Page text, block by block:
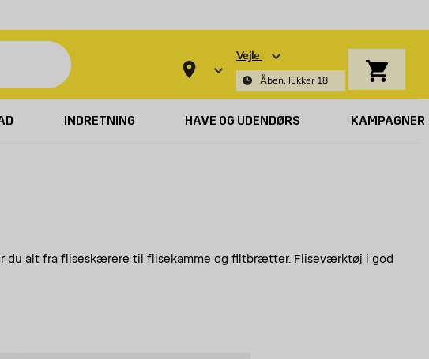
Vejle
Åben, lukker 18
INDRETNING HAVE OG UDENDØRS KAMPAGNER
du alt fra fliseskærere til flisekamme og filtbrætter. Fliseværktøj i god